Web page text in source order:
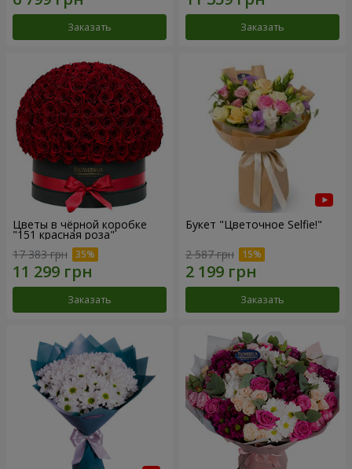
Заказать Заказать
Цветы в чёрной коробке
"151 красная роза"
17 383 грн
Заказать
Букет "Цветочное Selfie!"
2 587 грн
Заказать